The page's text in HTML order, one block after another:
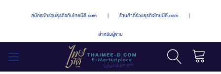
สมัครเข้าร่วมธุรกิจกับไทยมีดี.com | ร้านค้าที่ร่วมธุรกิจไทยมีดี.com |
สำหรับผู้ขาย